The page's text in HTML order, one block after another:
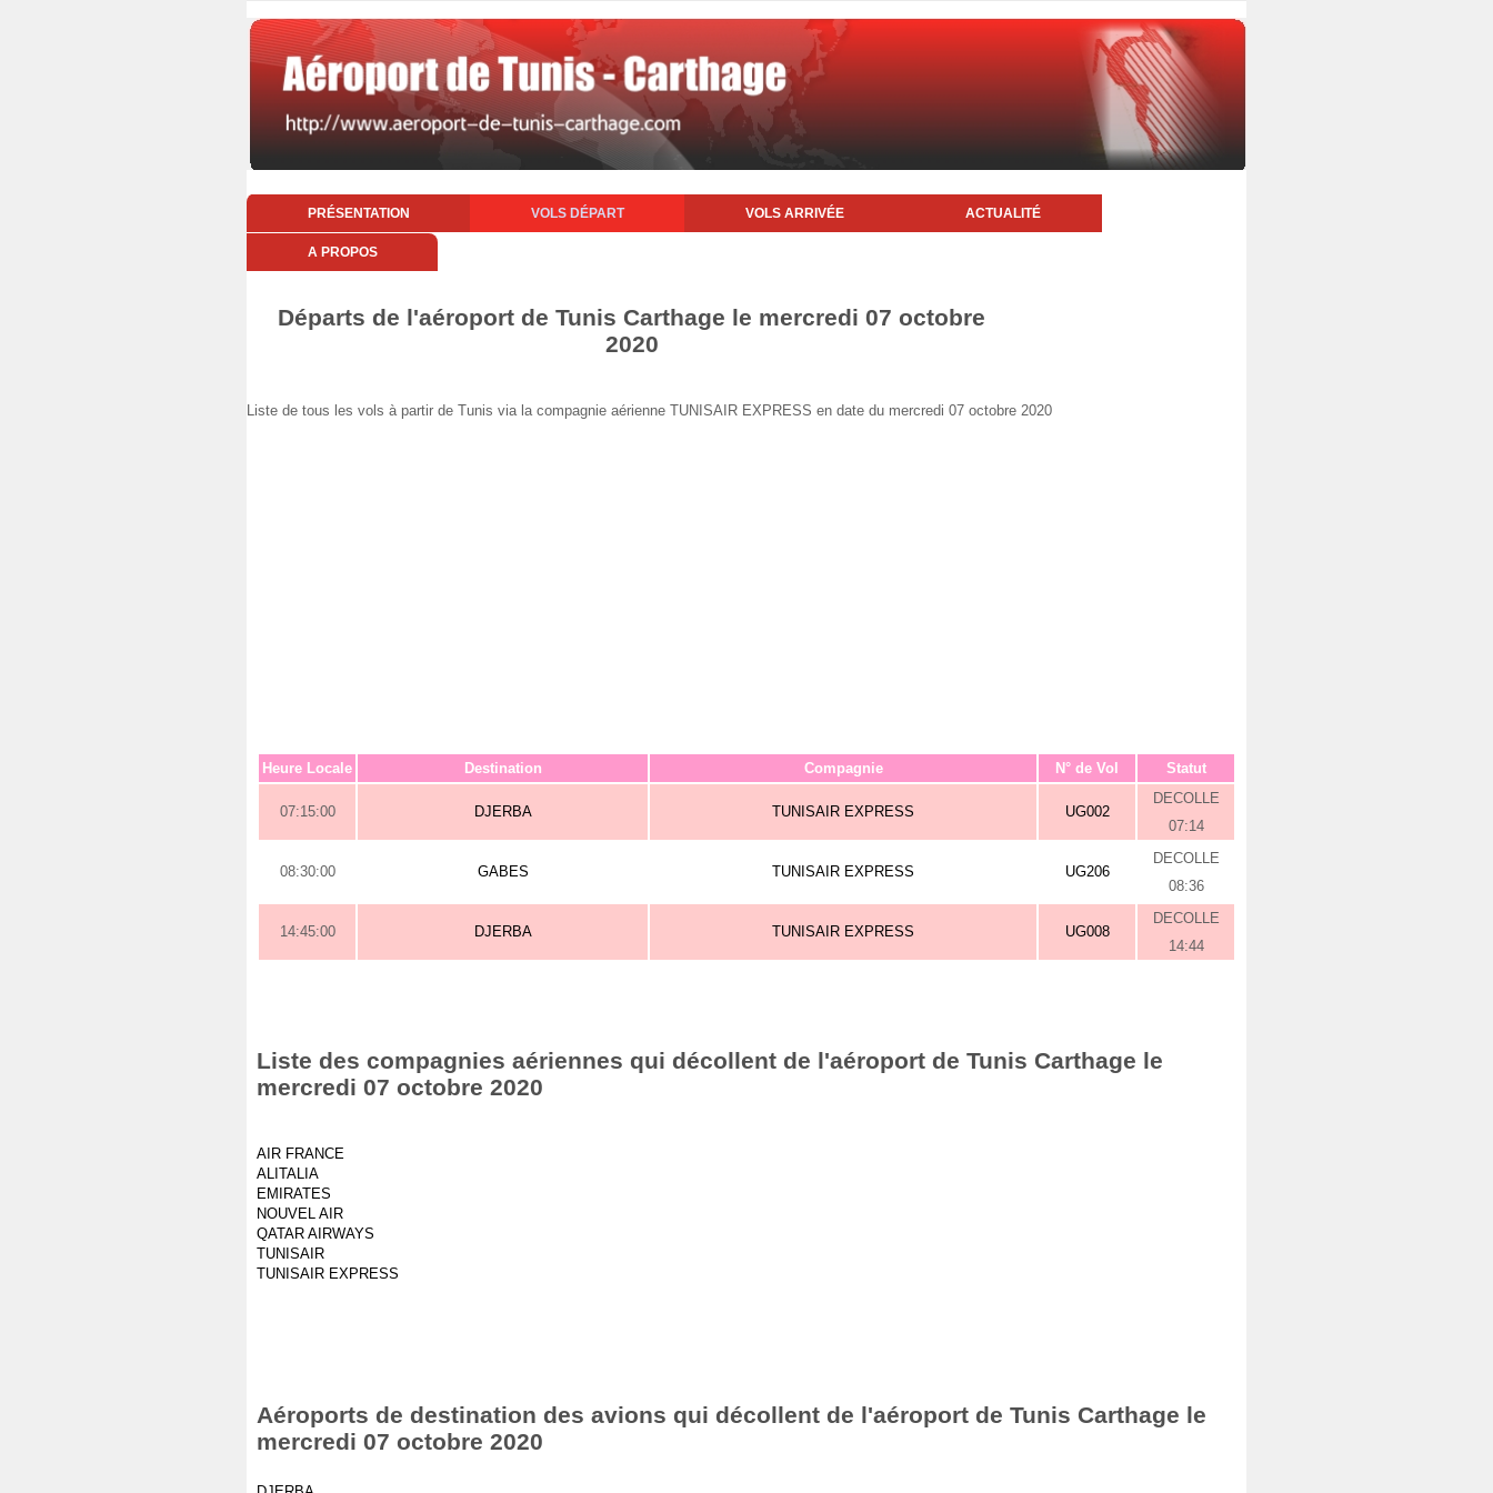
PRÉSENTATION VOLS DÉPART VOLS ARRIVÉE ACTUALITÉ
A PROPOS
Départs de l'aéroport de Tunis Carthage le mercredi 07 octobre
2020
Liste de tous les vols à partir de Tunis via la compagnie aérienne TUNISAIR EXPRESS en date du mercredi 07 octobre 2020
Heure Locale Destination Compagnie N° de Vol Statut
07:15:00 DJERBA TUNISAIR EXPRESS UG002
DECOLLE
07:14
08:30:00 GABES TUNISAIR EXPRESS UG206
DECOLLE
08:36
14:45:00 DJERBA TUNISAIR EXPRESS UG008
DECOLLE
14:44
Liste des compagnies aériennes qui décollent de l'aéroport de Tunis Carthage le
mercredi 07 octobre 2020
AIR FRANCE
ALITALIA
EMIRATES
NOUVEL AIR
QATAR AIRWAYS
TUNISAIR
TUNISAIR EXPRESS
Aéroports de destination des avions qui décollent de l'aéroport de Tunis Carthage le
mercredi 07 octobre 2020